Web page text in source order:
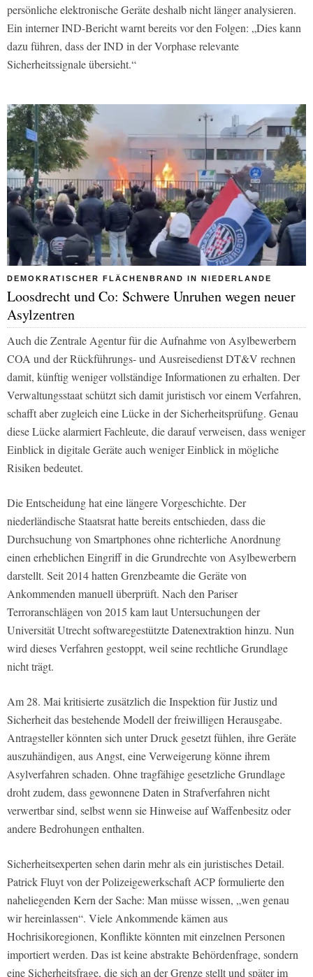
persönliche elektronische Geräte deshalb nicht länger analysieren.
Ein interner IND-Bericht warnt bereits vor den Folgen: „Dies kann
dazu führen, dass der IND in der Vorphase relevante
Sicherheitssignale übersieht.“
DEMOKRATISCHER FLÄCHENBRAND IN NIEDERLANDE
Loosdrecht und Co: Schwere Unruhen wegen neuer
Asylzentren
Auch die Zentrale Agentur für die Aufnahme von Asylbewerbern
COA und der Rückführungs- und Ausreisedienst DT&V rechnen
damit, künftig weniger vollständige Informationen zu erhalten. Der
Verwaltungsstaat schützt sich damit juristisch vor einem Verfahren,
schafft aber zugleich eine Lücke in der Sicherheitsprüfung. Genau
diese Lücke alarmiert Fachleute, die darauf verweisen, dass weniger
Einblick in digitale Geräte auch weniger Einblick in mögliche
Risiken bedeutet.
Die Entscheidung hat eine längere Vorgeschichte. Der
niederländische Staatsrat hatte bereits entschieden, dass die
Durchsuchung von Smartphones ohne richterliche Anordnung
einen erheblichen Eingriff in die Grundrechte von Asylbewerbern
darstellt. Seit 2014 hatten Grenzbeamte die Geräte von
Ankommenden manuell überprüft. Nach den Pariser
Terroranschlägen von 2015 kam laut Untersuchungen der
Universität Utrecht softwaregestützte Datenextraktion hinzu. Nun
wird dieses Verfahren gestoppt, weil seine rechtliche Grundlage
nicht trägt.
Am 28. Mai kritisierte zusätzlich die Inspektion für Justiz und
Sicherheit das bestehende Modell der freiwilligen Herausgabe.
Antragsteller könnten sich unter Druck gesetzt fühlen, ihre Geräte
auszuhändigen, aus Angst, eine Verweigerung könne ihrem
Asylverfahren schaden. Ohne tragfähige gesetzliche Grundlage
droht zudem, dass gewonnene Daten in Strafverfahren nicht
verwertbar sind, selbst wenn sie Hinweise auf Waffenbesitz oder
andere Bedrohungen enthalten.
Sicherheitsexperten sehen darin mehr als ein juristisches Detail.
Patrick Fluyt von der Polizeigewerkschaft ACP formulierte den
naheliegenden Kern der Sache: Man müsse wissen, „wen genau
wir hereinlassen“. Viele Ankommende kämen aus
Hochrisikoregionen, Konflikte könnten mit einzelnen Personen
importiert werden. Das ist keine abstrakte Behördenfrage, sondern
eine Sicherheitsfrage, die sich an der Grenze stellt und später im